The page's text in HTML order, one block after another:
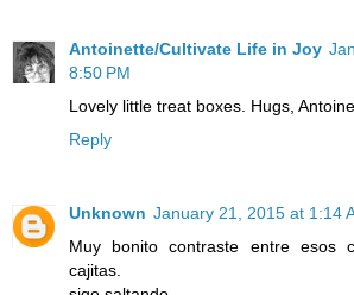
Antoinette/Cultivate Life in Joy
8:50 PM
Lovely little treat boxes. Hugs,
Reply
Unknown January 21, 2015 at 1:14
Muy bonito contraste entre esos
cajitas.